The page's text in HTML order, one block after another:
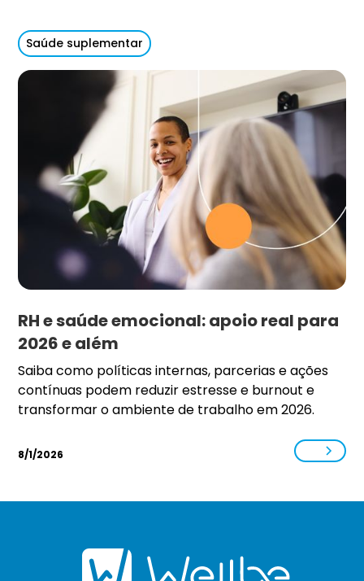
Saúde suplementar
RH e saúde emocional: apoio real para
2026 e além
Saiba como políticas internas, parcerias e ações
contínuas podem reduzir estresse e burnout e
transformar o ambiente de trabalho em 2026.
8/1/2026